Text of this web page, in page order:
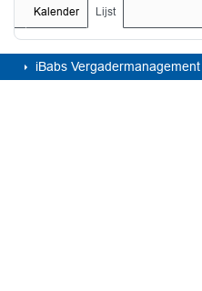
Kalender Lijst
iBabs Vergadermanagement